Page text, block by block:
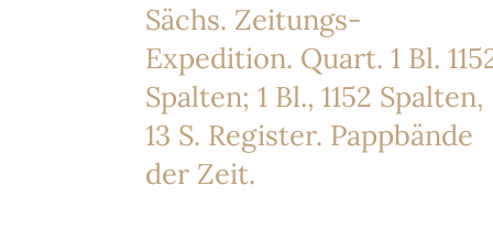
Sächs. Zeitungs-
Expedition. Quart. 1 Bl.
Spalten; 1 Bl., 1152 Spalten,
13 S. Register. Pappbände
der Zeit.